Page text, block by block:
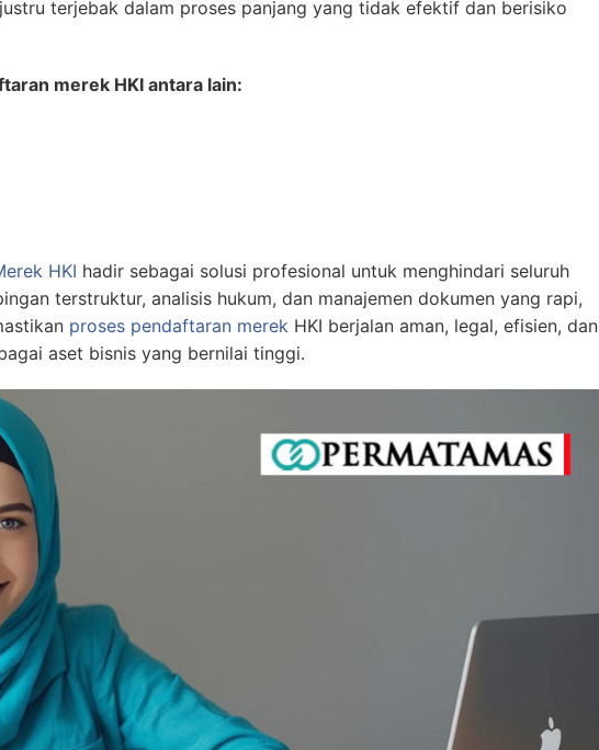
terjebak dalam proses panjang yang tidak efektif dan berisiko
merek HKI antara lain:
HKI hadir sebagai solusi profesional untuk menghindari seluruh
terstruktur, analisis hukum, dan manajemen dokumen yang rapi,
proses pendaftaran merek HKI berjalan aman, legal, efisien, dan
aset bisnis yang bernilai tinggi.